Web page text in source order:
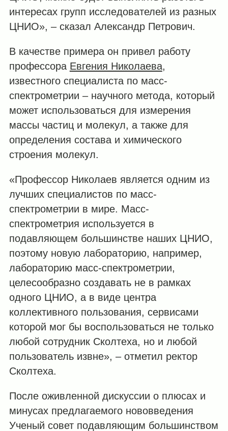
интересах групп исследователей из разных
ЦНИО», – сказал Александр Петрович.
В качестве примера он привел работу
профессора Евгения Николаева,
известного специалиста по масс-
спектрометрии ‒ научного метода, который
может использоваться для измерения
массы частиц и молекул, а также для
определения состава и химического
строения молекул.
«Профессор Николаев является одним из
лучших специалистов по масс-
спектрометрии в мире. Масс-
спектрометрия используется в
подавляющем большинстве наших ЦНИО,
поэтому новую лабораторию, например,
лабораторию масс-спектрометрии,
целесообразно создавать не в рамках
одного ЦНИО, а в виде центра
коллективного пользования, сервисами
которой мог бы воспользоваться не только
любой сотрудник Сколтеха, но и любой
пользователь извне», ‒ отметил ректор
Сколтеха.
После оживленной дискуссии о плюсах и
минусах предлагаемого нововведения
Ученый совет подавляющим большинством